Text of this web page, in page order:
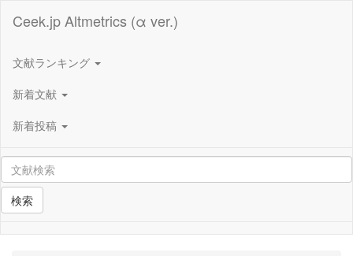
Ceek.jp Altmetrics (α ver.)
文献ランキング
新着文献
新着投稿
検索